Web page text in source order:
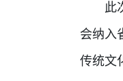
此
会纳入
传统文